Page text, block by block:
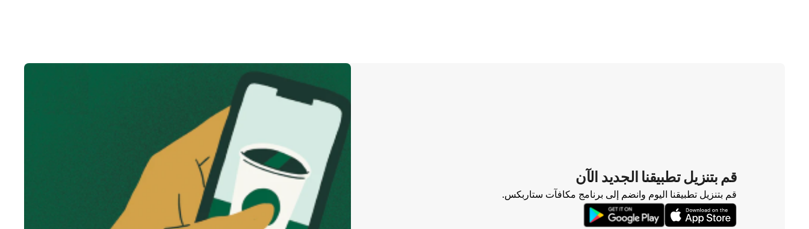
قم بتنزيل تطبيقنا الجديد الآن
قم بتنزيل تطبيقنا اليوم وانضم إلى برنامج مكافآت ستاربكس.